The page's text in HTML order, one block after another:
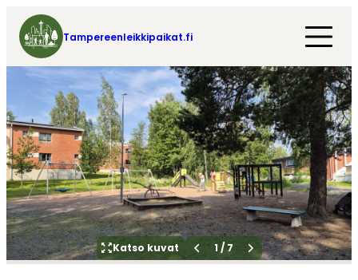
Tampereenleikkipaikat.fi
Katso kuvat 1/7